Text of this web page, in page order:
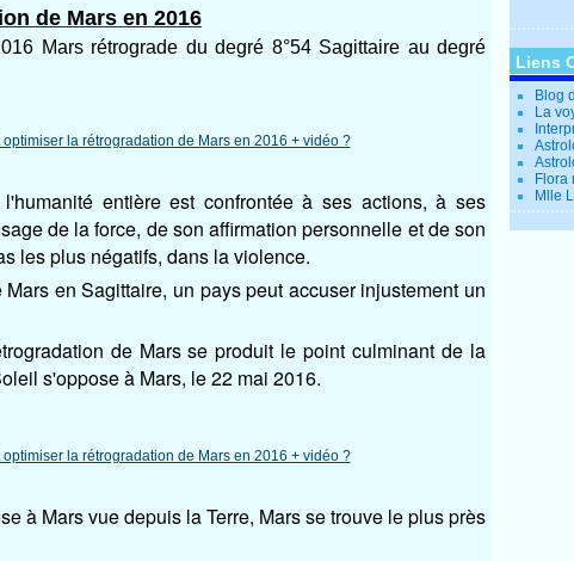
de Mars en 2016
Mars rétrograde du degré 8°54 Sagittaire au degré
entière est confrontée à ses actions, à ses
de la force, de son affirmation personnelle et de son
les plus négatifs, dans la violence.
en Sagittaire, un pays peut accuser injustement un
de Mars se produit le point culminant de la
s'oppose à Mars, le 22 mai 2016.
à Mars vue depuis la Terre, Mars se trouve le plus près
Liens
Blog
La
Flora
Mlle